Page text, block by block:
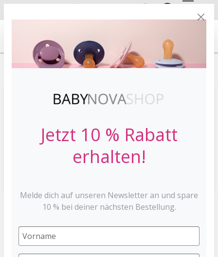
EN
HOME BABYFLASCHEN STANDARDFLASCHEN
240 ml Standard Babyflasche tailliert -
BABYNOVA
4,99 €
Jetzt 10 % Rabatt
erhalten!
Melde dich auf unseren Newsletter an und spare
10 % bei deiner nächsten Bestellung.